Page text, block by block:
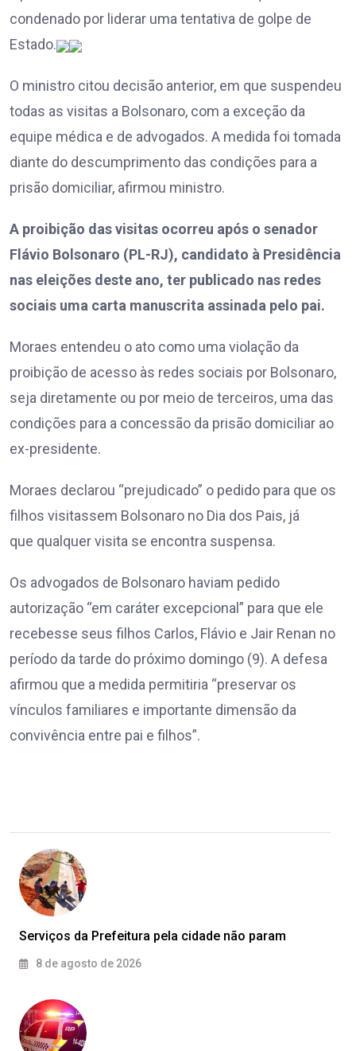
condenado por liderar uma tentativa de golpe de
Estado.
O ministro citou decisão anterior, em que suspendeu
todas as visitas a Bolsonaro, com a exceção da
equipe médica e de advogados. A medida foi tomada
diante do descumprimento das condições para a
prisão domiciliar, afirmou ministro.
A proibição das visitas ocorreu após o senador
Flávio Bolsonaro (PL-RJ), candidato à Presidência
nas eleições deste ano, ter publicado nas redes
sociais uma carta manuscrita assinada pelo pai.
Moraes entendeu o ato como uma violação da
proibição de acesso às redes sociais por Bolsonaro,
seja diretamente ou por meio de terceiros, uma das
condições para a concessão da prisão domiciliar ao
ex-presidente.
Moraes declarou “prejudicado” o pedido para que os
filhos visitassem Bolsonaro no Dia dos Pais, já
que qualquer visita se encontra suspensa.
Os advogados de Bolsonaro haviam pedido
autorização “em caráter excepcional” para que ele
recebesse seus filhos Carlos, Flávio e Jair Renan no
período da tarde do próximo domingo (9). A defesa
afirmou que a medida permitiria “preservar os
vínculos familiares e importante dimensão da
convivência entre pai e filhos”.
Serviços da Prefeitura pela cidade não param
8 de agosto de 2026